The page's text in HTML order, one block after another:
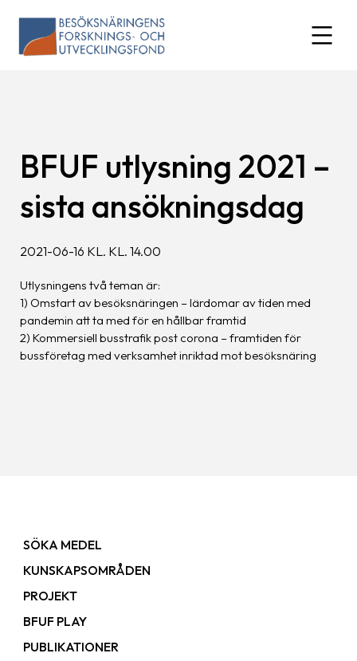
content
BFUF utlysning 2021 –
sista ansökningsdag
2021-06-16 KL. KL. 14.00
Utlysningens två teman är:
1) Omstart av besöksnäringen – lärdomar av tiden med
pandemin att ta med för en hållbar framtid
2) Kommersiell busstrafik post corona – framtiden för
bussföretag med verksamhet inriktad mot besöksnäring
SÖKA MEDEL
KUNSKAPSOMRÅDEN
PROJEKT
BFUF PLAY
PUBLIKATIONER